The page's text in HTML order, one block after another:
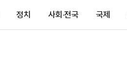
정치 사회·전국 국제